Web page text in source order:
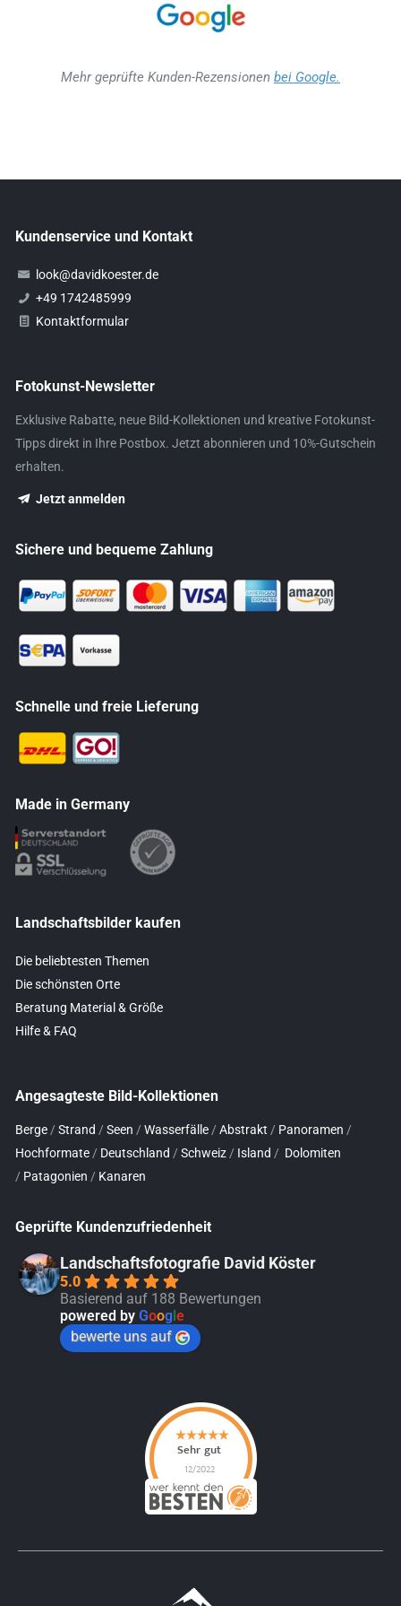
Mehr geprüfte Kunden-Rezensionen bei Google.
Kundenservice und Kontakt
look@davidkoester.de
+49 1742485999
Kontaktformular
Fotokunst-Newsletter
Exklusive Rabatte, neue Bild-Kollektionen und kreative Fotokunst-
Tipps direkt in Ihre Postbox. Jetzt abonnieren und 10%-Gutschein
erhalten.
Jetzt anmelden
Sichere und bequeme Zahlung
Schnelle und freie Lieferung
Made in Germany
Landschaftsbilder kaufen
Die beliebtesten Themen
Die schönsten Orte
Beratung Material & Größe
Hilfe & FAQ
Angesagteste Bild-Kollektionen
Berge / Strand / Seen / Wasserfälle / Abstrakt / Panoramen /
Hochformate / Deutschland / Schweiz / Island / Dolomiten
/ Patagonien / Kanaren
Geprüfte Kundenzufriedenheit
Landschaftsfotografie David Köster
5.0
Basierend auf 188 Bewertungen
powered by Google
bewerte uns auf